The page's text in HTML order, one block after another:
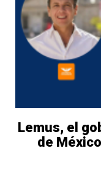
Lemus, el
de